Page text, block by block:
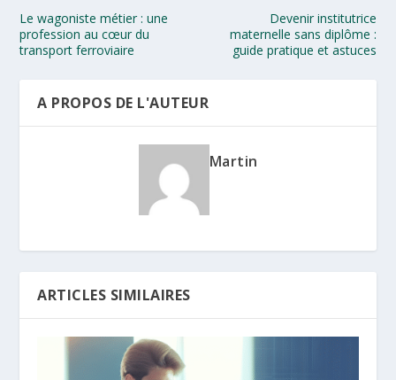
Le wagoniste métier : une
profession au cœur du
transport ferroviaire
Devenir institutrice
maternelle sans diplôme :
guide pratique et astuces
A PROPOS DE L'AUTEUR
Martin
ARTICLES SIMILAIRES